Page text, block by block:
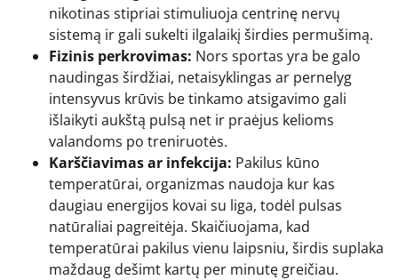
nikotinas stipriai stimuliuoja centrinę nervų
sistemą ir gali sukelti ilgalaikį širdies permušimą.
Fizinis perkrovimas: Nors sportas yra be galo
naudingas širdžiai, netaisyklingas ar pernelyg
intensyvus krūvis be tinkamo atsigavimo gali
išlaikyti aukštą pulsą net ir praėjus kelioms
valandoms po treniruotės.
Karščiavimas ar infekcija: Pakilus kūno
temperatūrai, organizmas naudoja kur kas
daugiau energijos kovai su liga, todėl pulsas
natūraliai pagreitėja. Skaičiuojama, kad
temperatūrai pakilus vienu laipsniu, širdis suplaka
maždaug dešimt kartų per minutę greičiau.